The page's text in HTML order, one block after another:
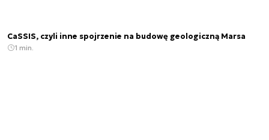
CaSSIS, czyli inne spojrzenie na budowę geologiczną Marsa
1 min.